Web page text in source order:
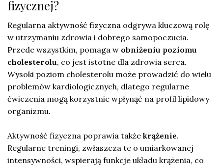
fizycznej?
Regularna aktywność fizyczna odgrywa kluczową rolę
w utrzymaniu zdrowia i dobrego samopoczucia.
Przede wszystkim, pomaga w obniżeniu poziomu
cholesterolu, co jest istotne dla zdrowia serca.
Wysoki poziom cholesterolu może prowadzić do wielu
problemów kardiologicznych, dlatego regularne
ćwiczenia mogą korzystnie wpłynąć na profil lipidowy
organizmu.
Aktywność fizyczna poprawia także krążenie.
Regularne treningi, zwłaszcza te o umiarkowanej
intensywności, wspierają funkcje układu krążenia, co